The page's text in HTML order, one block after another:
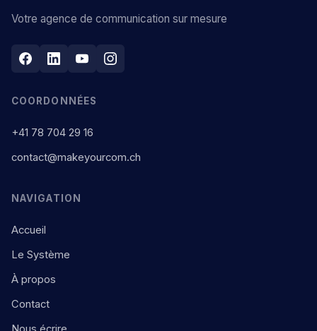
Votre agence de communication sur mesure
COORDONNÉES
+41 78 704 29 16
contact@makeyourcom.ch
NAVIGATION
Accueil
Le Système
À propos
Contact